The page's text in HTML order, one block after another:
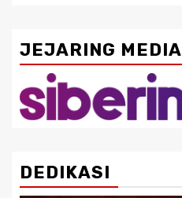
JEJARING MEDIA
DEDIKASI